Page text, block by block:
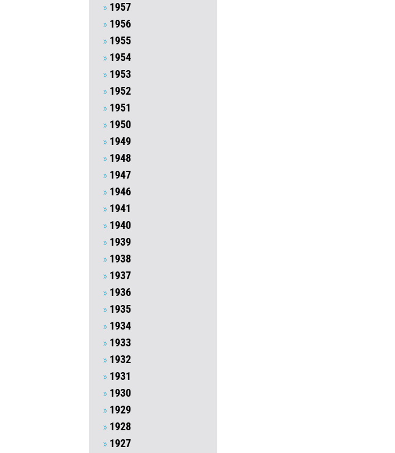
1957
1956
1955
1954
1953
1952
1951
1950
1949
1948
1947
1946
1941
1940
1939
1938
1937
1936
1935
1934
1933
1932
1931
1930
1929
1928
1927